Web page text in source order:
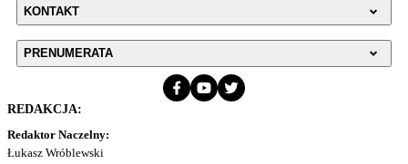
KONTAKT
PRENUMERATA
REDAKCJA:
Redaktor Naczelny:
Łukasz Wróblewski